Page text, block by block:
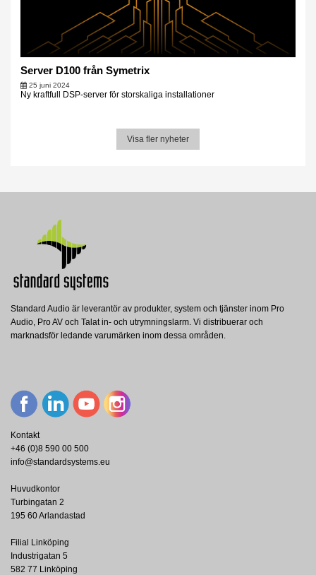
Server D100 från Symetrix
25 juni 2024
Ny kraftfull DSP-server för storskaliga installationer
Visa fler nyheter
Standard Audio är leverantör av produkter, system och tjänster inom Pro
Audio, Pro AV och Talat in- och utrymningslarm. Vi distribuerar och
marknadsför ledande varumärken inom dessa områden.
Kontakt
+46 (0)8 590 00 500
info@standardsystems.eu
Huvudkontor
Turbingatan 2
195 60 Arlandastad
Filial Linköping
Industrigatan 5
582 77 Linköping